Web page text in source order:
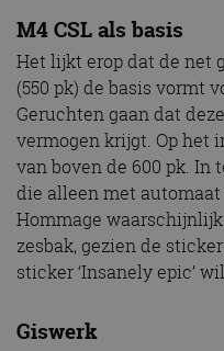
M4 CSL als basis
Het lijkt erop dat de net
(550 pk) de basis vormt
Geruchten gaan dat
vermogen krijgt. Op het
van boven de 600 pk. In
die alleen met
Hommage
zesbak, gezien de sticker
sticker ‘Insanely epic’
Giswerk